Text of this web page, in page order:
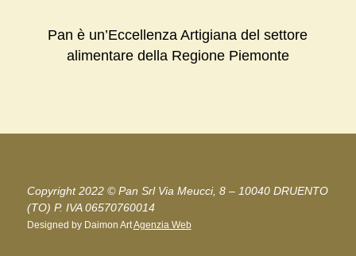
Pan è un’Eccellenza Artigiana del settore
alimentare della Regione Piemonte
Copyright 2022 © Pan Srl Via Meucci, 8 – 10040 DRUENTO
(TO) P. IVA 06570760014
Designed by Daimon ArtAgenzia Web